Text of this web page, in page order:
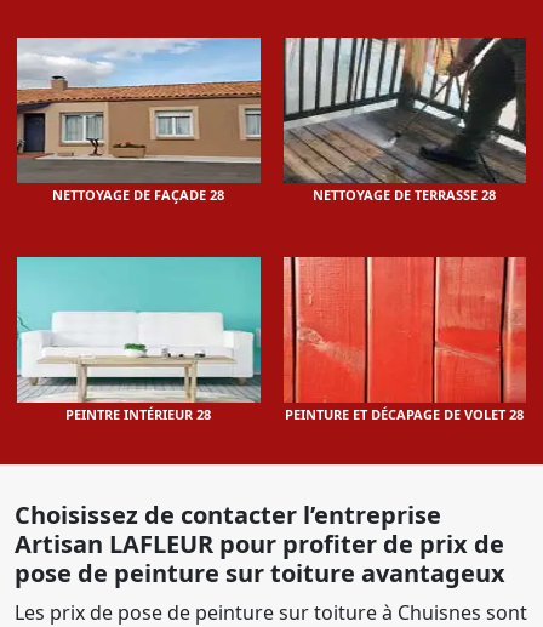
NETTOYAGE DE FAÇADE 28 NETTOYAGE DE TERRASSE 28
PEINTRE INTÉRIEUR 28 PEINTURE ET DÉCAPAGE DE VOLET 28
Choisissez de contacter l’entreprise
Artisan LAFLEUR pour profiter de prix de
pose de peinture sur toiture avantageux
Les prix de pose de peinture sur toiture à Chuisnes sont